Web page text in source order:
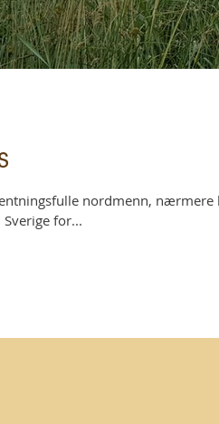
nordmenn, nærmere
for...